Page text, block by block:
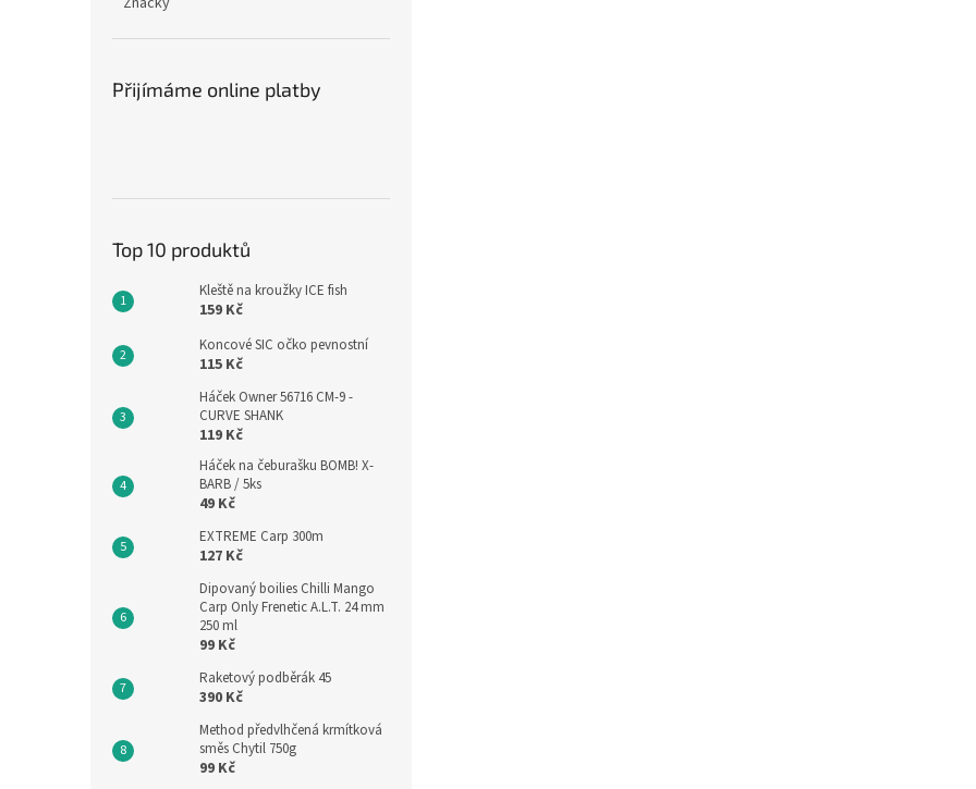
Přijímáme online platby
Top 10 produktů
Kleště na kroužky ICE fish
159 Kč
Koncové SIC očko pevnostní
115 Kč
Háček Owner 56716 CM-9 -
CURVE SHANK
119 Kč
Háček na čeburašku BOMB! X-
BARB / 5ks
49 Kč
EXTREME Carp 300m
127 Kč
Dipovaný boilies Chilli Mango
Carp Only Frenetic A.L.T. 24 mm
250 ml
99 Kč
Raketový podběrák 45
390 Kč
Method předvlhčená krmítková
směs Chytil 750g
99 Kč